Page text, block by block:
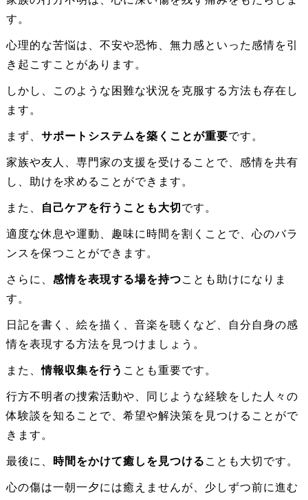
す。
心理的な苦悩は、不安や恐怖、無力感といった感情を引
き起こすことがあります。
しかし、このような困難な状況を克服する方法も存在し
ます。
まず、 サポートシステムを築くことが重要です。
家族や友人、専門家の支援を受けることで、感情を共有
し、助けを求めることができます。
また、 自己ケアを行うことも大切 です。
適度な休息や運動、趣味に時間を割くことで、心のバラ
ンスを保つことができます。
さらに、 感情を表現する場を持つことも助けになりま
す。
日記を書く、絵を描く、音楽を聴くなど、自分自身の感
情を表現する方法を見つけましょう。
また、情報収集を行う ことも重要です。
行方不明者の捜索活動や、同じような経験をした人々の
体験談を知ることで、希望や解決策を見つけることがで
きます。
最後に、 時間をかけて癒しを見つける ことも大切です。
心の傷は一朝一夕には癒えませんが、少しずつ前に進む